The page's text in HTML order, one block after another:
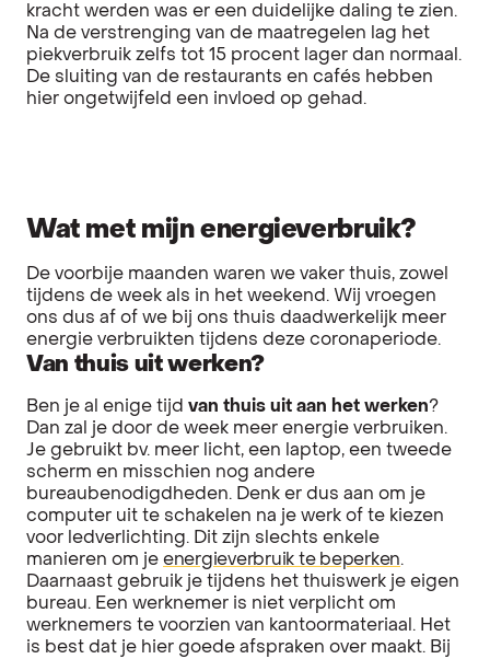
kracht werden was er een duidelijke daling te zien.
Na de verstrenging van de maatregelen lag het
piekverbruik zelfs tot 15 procent lager dan normaal.
De sluiting van de restaurants en cafés hebben
hier ongetwijfeld een invloed op gehad.
Wat met mijn energieverbruik?
De voorbije maanden waren we vaker thuis, zowel
tijdens de week als in het weekend. Wij vroegen
ons dus af of we bij ons thuis daadwerkelijk meer
energie verbruikten tijdens deze coronaperiode.
Van thuis uit werken?
Ben je al enige tijd van thuis uit aan het werken?
Dan zal je door de week meer energie verbruiken.
Je gebruikt bv. meer licht, een laptop, een tweede
scherm en misschien nog andere
bureaubenodigdheden. Denk er dus aan om je
computer uit te schakelen na je werk of te kiezen
voor ledverlichting. Dit zijn slechts enkele
manieren om je energieverbruik te beperken.
Daarnaast gebruik je tijdens het thuiswerk je eigen
bureau. Een werknemer is niet verplicht om
werknemers te voorzien van kantoormateriaal. Het
is best dat je hier goede afspraken over maakt. Bij